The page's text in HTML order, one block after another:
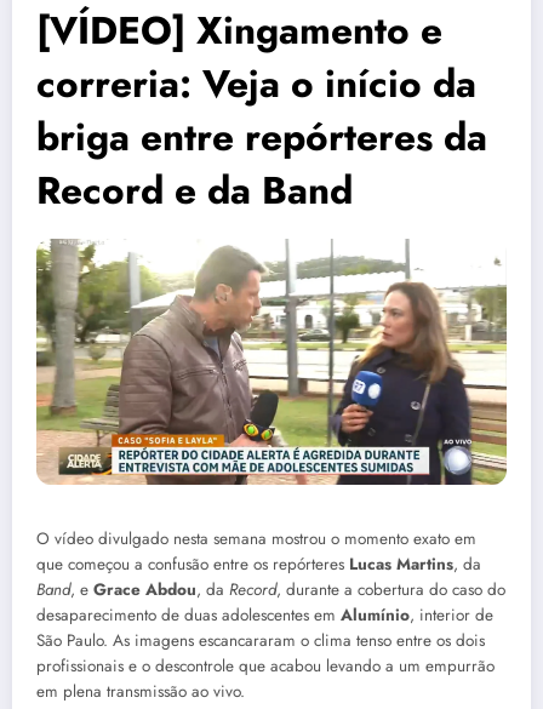
[VÍDEO] Xingamento e
correria: Veja o início da
briga entre repórteres da
Record e da Band
O vídeo divulgado nesta semana mostrou o momento exato em
que começou a confusão entre os repórteres Lucas Martins, da
Band, e Grace Abdou, da Record, durante a cobertura do caso do
desaparecimento de duas adolescentes em Alumínio, interior de
São Paulo. As imagens escancararam o clima tenso entre os dois
profissionais e o descontrole que acabou levando a um empurrão
em plena transmissão ao vivo.